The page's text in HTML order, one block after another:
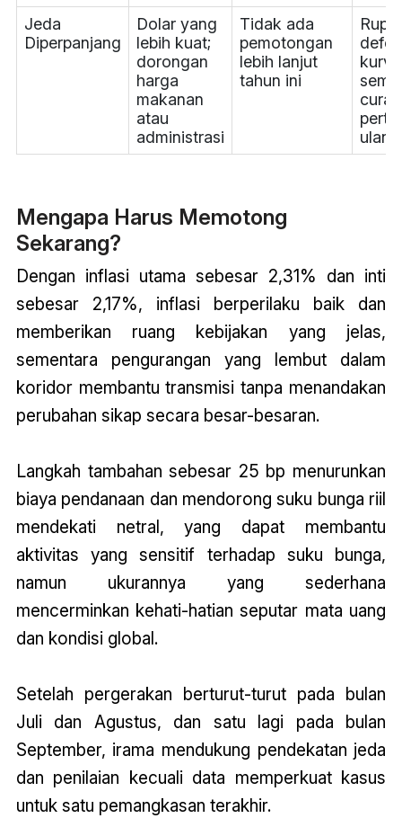
Jeda
Diperpanjang
Dolar yang
lebih kuat;
dorongan
harga
makanan
atau
administrasi
Tidak ada
pemotongan
lebih lanjut
tahun ini
Mengapa Harus Memotong
Sekarang?
Dengan inflasi utama sebesar 2,31% dan inti
sebesar 2,17%, inflasi berperilaku baik dan
memberikan ruang kebijakan yang jelas,
sementara pengurangan yang lembut dalam
koridor membantu transmisi tanpa menandakan
perubahan sikap secara besar-besaran.
Langkah tambahan sebesar 25 bp menurunkan
biaya pendanaan dan mendorong suku bunga riil
mendekati netral, yang dapat membantu
aktivitas yang sensitif terhadap suku bunga,
namun ukurannya yang sederhana
mencerminkan kehati-hatian seputar mata uang
dan kondisi global.
Setelah pergerakan berturut-turut pada bulan
Juli dan Agustus, dan satu lagi pada bulan
September, irama mendukung pendekatan jeda
dan penilaian kecuali data memperkuat kasus
untuk satu pemangkasan terakhir.